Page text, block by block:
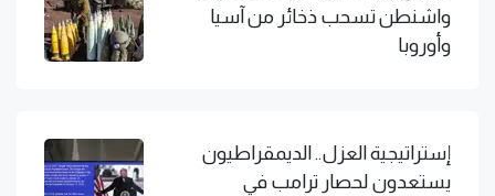
واشنطن تسحب ذخائر من آسيا
وأوروبا
إستراتيجية العزل.. الديمقراطيون
يستعدون لحصار ترامب في